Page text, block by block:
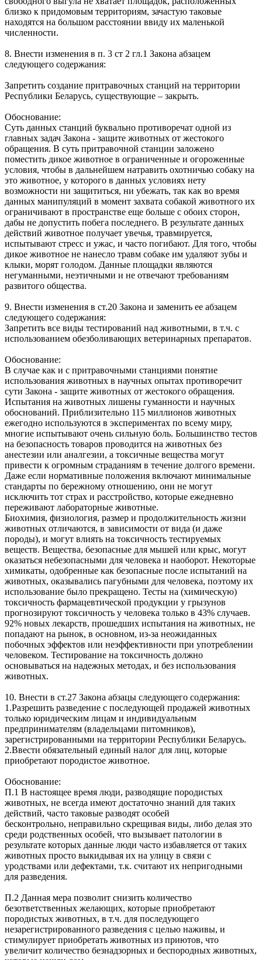
близко к придомовым территориям, зачастую таковые
находятся на большом расстоянии ввиду их маленькой
численности.
8. Внести изменения в п. 3 ст 2 гл.1 Закона абзацем
следующего содержания:
Запретить создание притравочных станций на территории
Республики Беларусь, существующие – закрыть.
Обоснование:
Суть данных станций буквально противоречат одной из
главных задач Закона - защите животных от жестокого
обращения. В суть притравочной станции заложено
поместить дикое животное в ограниченные и огороженные
условия, чтобы в дальнейшем натравить охотничью собаку на
это животное, у которого в данных условиях нету
возможности ни защититься, ни убежать, так как во время
данных манипуляций в момент захвата собакой животного их
ограничивают в пространстве еще больше с обоих сторон,
дабы не допустить побега последнего. В результате данных
действий животное получает увечья, травмируется,
испытывают стресс и ужас, и часто погибают. Для того, чтобы
дикое животное не нанесло травм собаке им удаляют зубы и
клыки, морят голодом. Данные площадки являются
негуманными, неэтичными и не отвечают требованиям
развитого общества.
9. Внести изменения в ст.20 Закона и заменить ее абзацем
следующего содержания:
Запретить все виды тестирований над животными, в т.ч. с
использованием обезболивающих ветеринарных препаратов.
Обоснование:
В случае как и с притравочными станциями понятие
использования животных в научных опытах противоречит
сути Закона - защите животных от жестокого обращения.
Испытания на животных лишены гуманности и научных
обоснований. Приблизительно 115 миллионов животных
ежегодно используются в экспериментах по всему миру,
многие испытывают очень сильную боль. Большинство тестов
на безопасность товаров проводится на животных без
анестезии или аналгезии, а токсичные вещества могут
привести к огромным страданиям в течение долгого времени.
Даже если нормативные положения включают минимальные
стандарты по бережному отношению, они не могут
исключить тот страх и расстройство, которые ежедневно
переживают лабораторные животные.
Биохимия, физиология, размер и продолжительность жизни
животных отличаются, в зависимости от вида (и даже
породы), и могут влиять на токсичность тестируемых
веществ. Вещества, безопасные для мышей или крыс, могут
оказаться небезопасными для человека и наоборот. Некоторые
химикаты, одобренные как безопасные после испытаний на
животных, оказывались пагубными для человека, поэтому их
использование было прекращено. Тесты на (химическую)
токсичность фармацевтической продукции у грызунов
прогнозируют токсичность у человека только в 43% случаев.
92% новых лекарств, прошедших испытания на животных, не
попадают на рынок, в основном, из-за неожиданных
побочных эффектов или неэффективности при употреблении
человеком. Тестирование на токсичность должно
основываться на надежных методах, и без использования
животных.
10. Внести в ст.27 Закона абзацы следующего содержания:
1.Разрешить разведение с последующей продажей животных
только юридическим лицам и индивидуальным
предпринимателям (владельцами питомников),
зарегистрированными на территории Республики Беларусь.
2.Ввести обязательный единый налог для лиц, которые
приобретают породистое животное.
Обоснование:
П.1 В настоящее время люди, разводящие породистых
животных, не всегда имеют достаточно знаний для таких
действий, часто таковые разводят особей
бесконтрольно, неправильно скрещивая виды, либо делая это
среди родственных особей, что вызывает патологии в
результате которых данные люди часто избавляется от таких
животных просто выкидывая их на улицу в связи с
уродствами или дефектами, т.к. считают их непригодными
для разведения.
П.2 Данная мера позволит снизить количество
безответственных желающих, которые приобретают
породистых животных, в т.ч. для последующего
незарегистрированного разведения с целью наживы, и
стимулирует приобретать животных из приютов, что
увеличит количество безнадзорных и беспородных животных,